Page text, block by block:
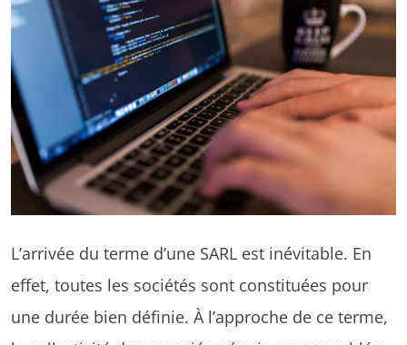
L’arrivée du terme d’une SARL est inévitable. En
effet, toutes les sociétés sont constituées pour
une durée bien définie. À l’approche de ce terme,